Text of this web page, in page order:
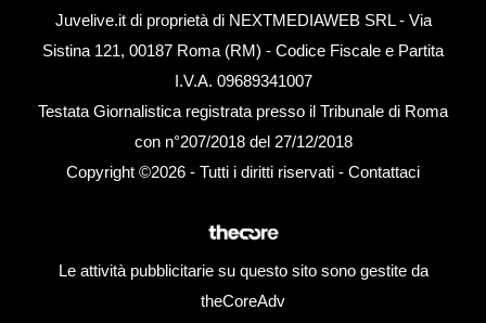
Juvelive.it di proprietà di NEXTMEDIAWEB SRL - Via
Sistina 121, 00187 Roma (RM) - Codice Fiscale e Partita
I.V.A. 09689341007
Testata Giornalistica registrata presso il Tribunale di Roma
con n°207/2018 del 27/12/2018
Copyright ©2026 - Tutti i diritti riservati - Contattaci
Le attività pubblicitarie su questo sito sono gestite da
theCoreAdv